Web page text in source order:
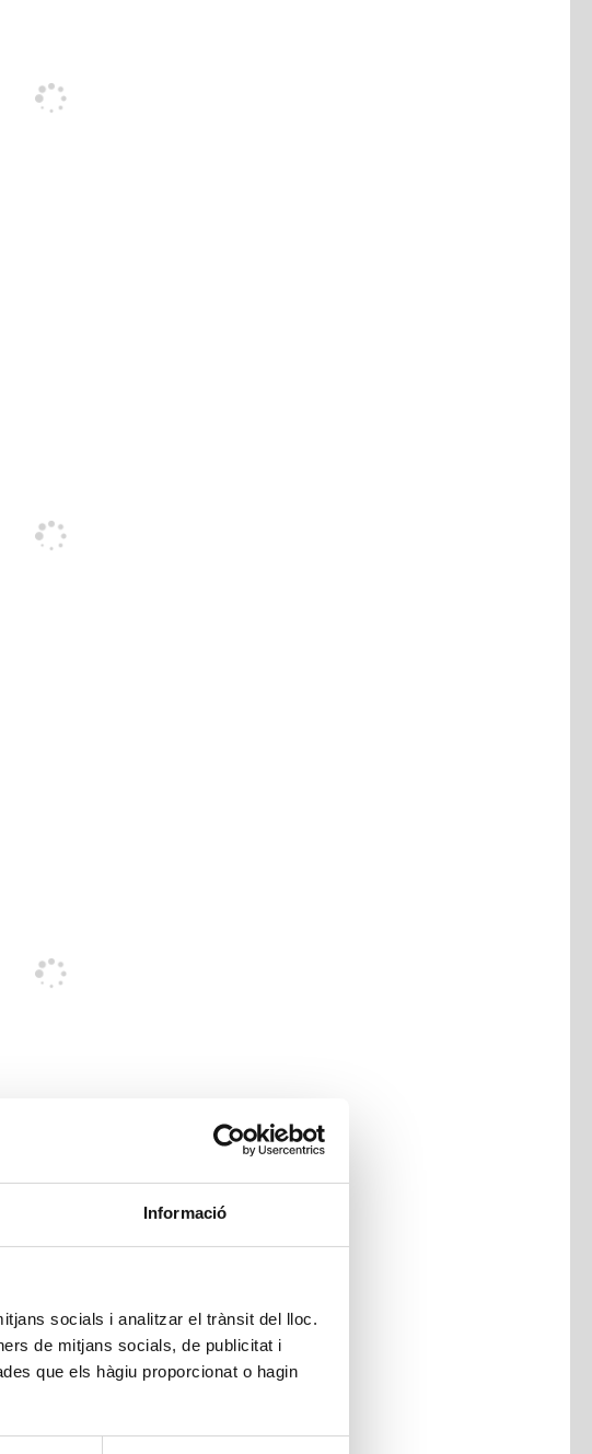
Informació
socials i analitzar el trànsit del lloc.
de mitjans socials, de publicitat i
que els hàgiu proporcionat o hagin